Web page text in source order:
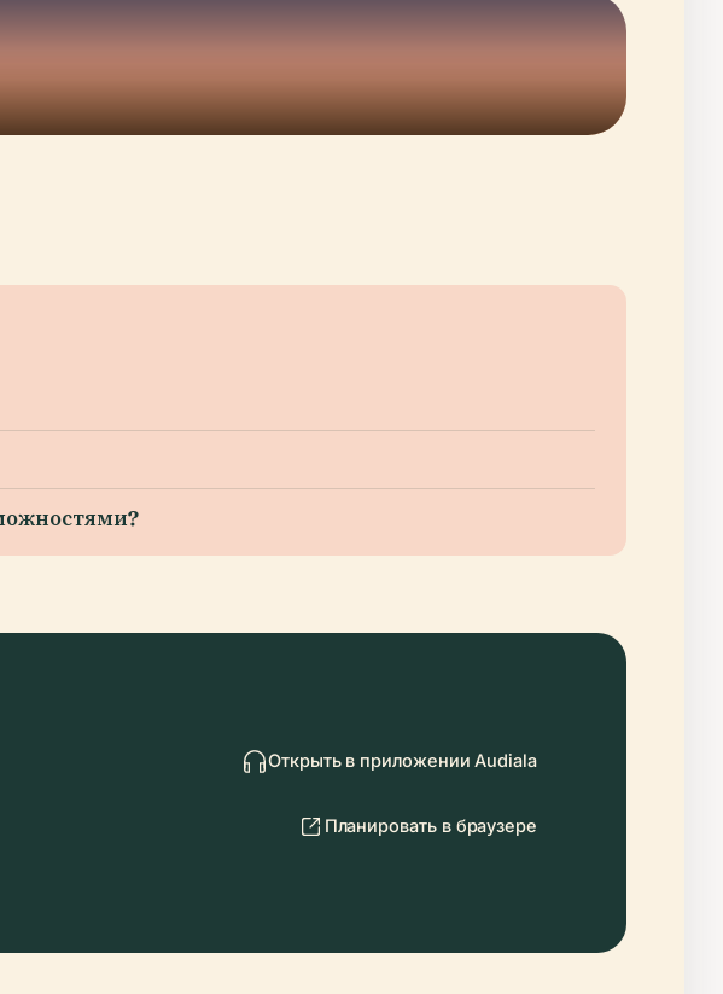
Открыть в приложении Audiala
Планировать в браузере